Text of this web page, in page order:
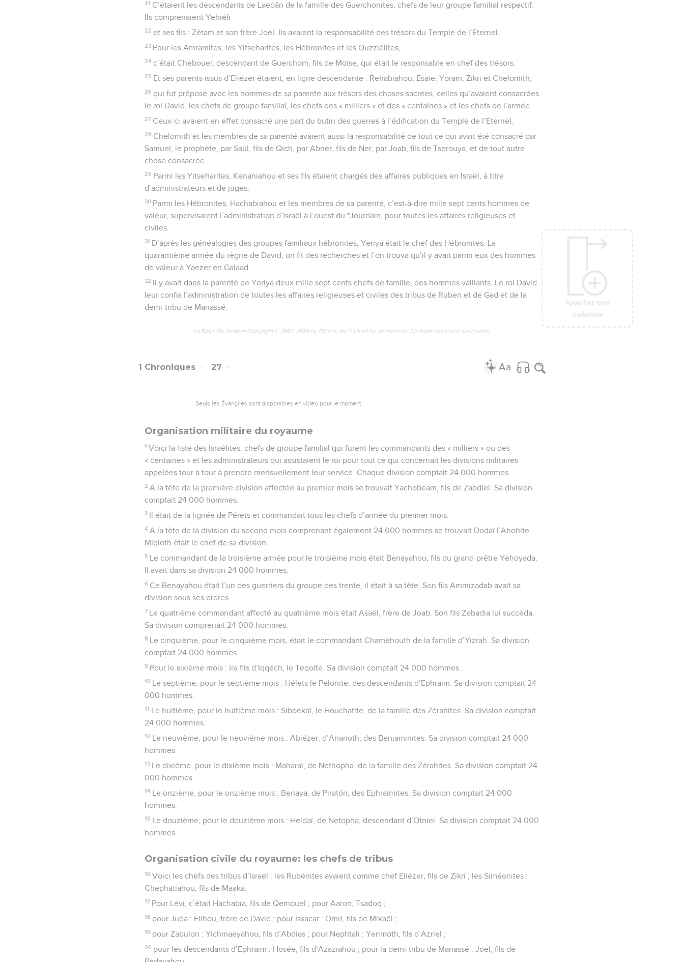
Ajouter une
colonne
21 C’étaient les descendants de Laedân de la famille des Guerchonites, chefs de leur groupe familial respectif.
Ils comprenaient Yehiéli
22 et ses fils : Zétam et son frère Joël. Ils avaient la responsabilité des trésors du Temple de l’Eternel.
23 Pour les Amramites, les Yitseharites, les Hébronites et les Ouzziélites,
24 c’était Chebouel, descendant de Guerchom, fils de Moïse, qui était le responsable en chef des trésors.
25 Et ses parents issus d’Eliézer étaient, en ligne descendante : Rehabiahou, Esaïe, Yoram, Zikri et Chelomith,
26 qui fut préposé avec les hommes de sa parenté aux trésors des choses sacrées, celles qu’avaient consacrées
le roi David, les chefs de groupe familial, les chefs des « milliers » et des « centaines » et les chefs de l’armée.
27 Ceux-ci avaient en effet consacré une part du butin des guerres à l’édification du Temple de l’Eternel.
28 Chelomith et les membres de sa parenté avaient aussi la responsabilité de tout ce qui avait été consacré par
Samuel, le prophète, par Saül, fils de Qich, par Abner, fils de Ner, par Joab, fils de Tserouya, et de tout autre
chose consacrée.
29 Parmi les Yitseharites, Kenaniahou et ses fils étaient chargés des affaires publiques en Israël, à titre
d’administrateurs et de juges.
30 Parmi les Hébronites, Hachabiahou et les membres de sa parenté, c’est-à-dire mille sept cents hommes de
valeur, supervisaient l’administration d’Israël à l’ouest du *Jourdain, pour toutes les affaires religieuses et
civiles.
31 D’après les généalogies des groupes familiaux hébronites, Yeriya était le chef des Hébronites. La
quarantième année du règne de David, on fit des recherches et l’on trouva qu’il y avait parmi eux des hommes
de valeur à Yaezer en Galaad.
32 Il y avait dans la parenté de Yeriya deux mille sept cents chefs de famille, des hommes vaillants. Le roi David
leur confia l’administration de toutes les affaires religieuses et civiles des tribus de Ruben et de Gad et de la
demi-tribu de Manassé.
La Bible Du Semeur Copyright © 1992, 1999 by Biblica, Inc.® Used by permission. All rights reserved worldwide.
Ajouter une
colonne
1 Chroniques 27
Seuls les Évangiles sont disponibles en vidéo pour le moment.
Organisation militaire du royaume
1 Voici la liste des Israélites, chefs de groupe familial qui furent les commandants des « milliers » ou des
« centaines » et les administrateurs qui assistaient le roi pour tout ce qui concernait les divisions militaires
appelées tour à tour à prendre mensuellement leur service. Chaque division comptait 24 000 hommes.
2 A la tête de la première division affectée au premier mois se trouvait Yachobeam, fils de Zabdiel. Sa division
comptait 24 000 hommes.
3 Il était de la lignée de Pérets et commandait tous les chefs d’armée du premier mois.
4 A la tête de la division du second mois comprenant également 24 000 hommes se trouvait Dodaï l’Ahohite.
Miqloth était le chef de sa division.
5 Le commandant de la troisième armée pour le troisième mois était Benayahou, fils du grand-prêtre Yehoyada.
Il avait dans sa division 24 000 hommes.
6 Ce Benayahou était l’un des guerriers du groupe des trente, il était à sa tête. Son fils Ammizadab avait sa
division sous ses ordres.
7 Le quatrième commandant affecté au quatrième mois était Asaël, frère de Joab. Son fils Zebadia lui succéda.
Sa division comprenait 24 000 hommes.
8 Le cinquième, pour le cinquième mois, était le commandant Chamehouth de la famille d’Yizrah. Sa division
comptait 24 000 hommes.
9 Pour le sixième mois : Ira fils d’Iqqêch, le Teqoïte. Sa division comptait 24 000 hommes.
10 Le septième, pour le septième mois : Hélets le Pelonite, des descendants d’Ephraïm. Sa division comptait 24
000 hommes.
11 Le huitième, pour le huitième mois : Sibbekaï, le Houchatite, de la famille des Zérahites. Sa division comptait
24 000 hommes.
12 Le neuvième, pour le neuvième mois : Abiézer, d’Ananoth, des Benjaminites. Sa division comptait 24 000
hommes.
13 Le dixième, pour le dixième mois : Maharaï, de Nethopha, de la famille des Zérahites. Sa division comptait 24
000 hommes.
14 Le onzième, pour le onzième mois : Benaya, de Piratôn, des Ephraïmites. Sa division comptait 24 000
hommes.
15 Le douzième, pour le douzième mois : Heldaï, de Netopha, descendant d’Otniel. Sa division comptait 24 000
hommes.
Organisation civile du royaume: les chefs de tribus
16 Voici les chefs des tribus d’Israël : les Rubénites avaient comme chef Eliézer, fils de Zikri ; les Siméonites :
Chephatiahou, fils de Maaka.
17 Pour Lévi, c’était Hachabia, fils de Qemouel ; pour Aaron, Tsadoq ;
18 pour Juda : Elihou, frère de David ; pour Issacar : Omri, fils de Mikaël ;
19 pour Zabulon : Yichmaeyahou, fils d’Abdias ; pour Nephtali : Yerimoth, fils d’Azriel ;
20 pour les descendants d’Ephraïm : Hosée, fils d’Azaziahou ; pour la demi-tribu de Manassé : Joël, fils de
Ajouter une
colonne
Ajouter une
colonne
Ajouter une
colonne